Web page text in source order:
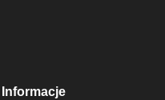
Informacje